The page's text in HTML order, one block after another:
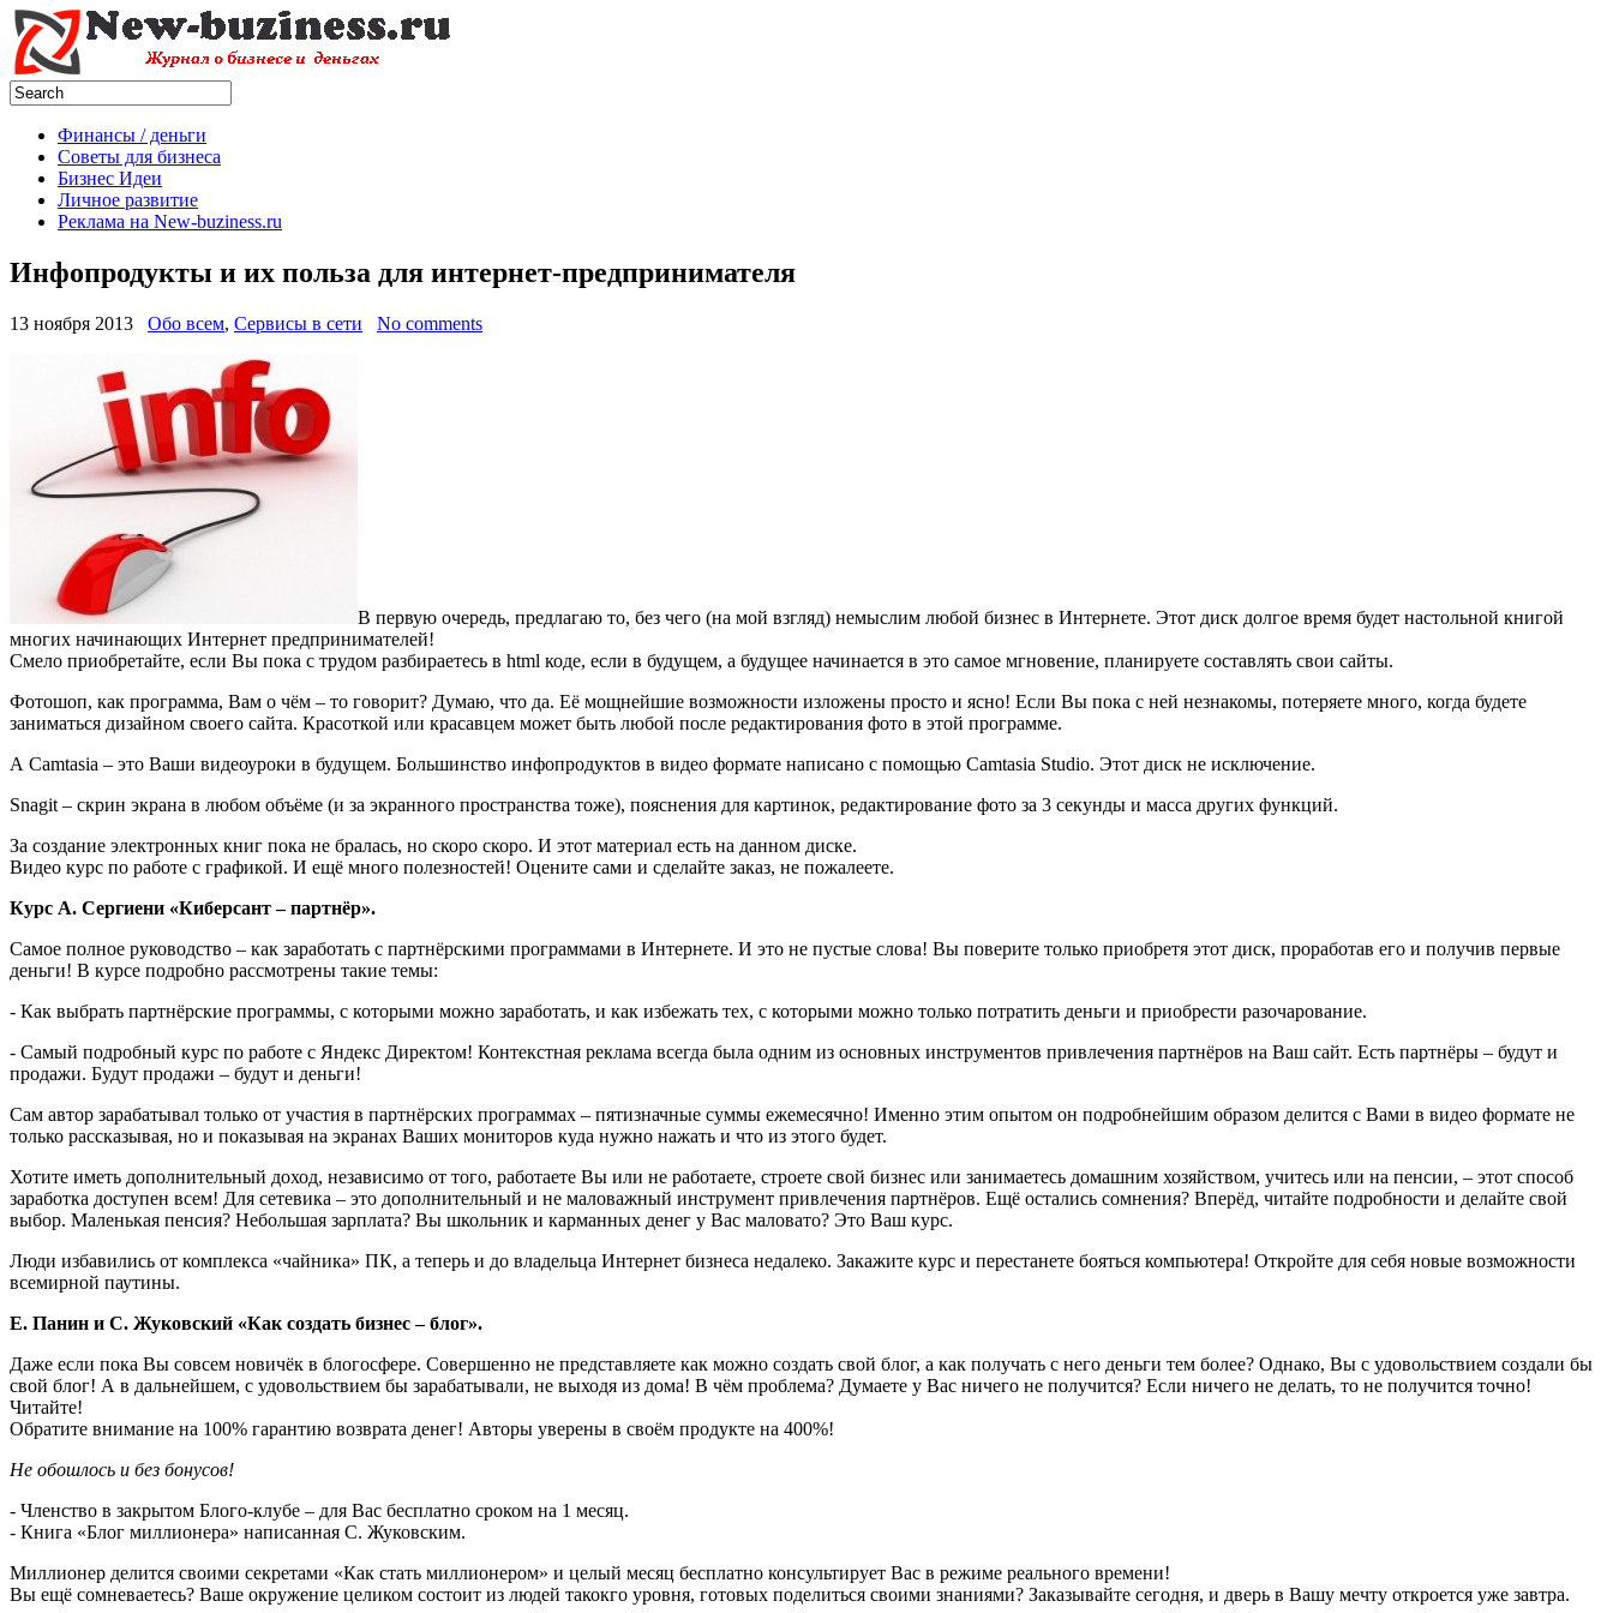
Финансы / деньги
Советы для бизнеса
Бизнес Идеи
Личное развитие
Реклама на New-buziness.ru
Инфопродукты и их польза для интернет-предпринимателя
13 ноября 2013 Обо всем, Сервисы в сети No comments
В первую очередь, предлагаю то, без чего (на мой взгляд) немыслим любой бизнес в Интернете. Этот диск долгое время будет настольной книгой
многих начинающих Интернет предпринимателей!
Смело приобретайте, если Вы пока с трудом разбираетесь в html коде, если в будущем, а будущее начинается в это самое мгновение, планируете составлять свои сайты.
Фотошоп, как программа, Вам о чём – то говорит? Думаю, что да. Её мощнейшие возможности изложены просто и ясно! Если Вы пока с ней незнакомы, потеряете много, когда будете
заниматься дизайном своего сайта. Красоткой или красавцем может быть любой после редактирования фото в этой программе.
А Camtasia – это Ваши видеоуроки в будущем. Большинство инфопродуктов в видео формате написано с помощью Camtasia Studio. Этот диск не исключение.
Snagit – скрин экрана в любом объёме (и за экранного пространства тоже), пояснения для картинок, редактирование фото за 3 секунды и масса других функций.
За создание электронных книг пока не бралась, но скоро скоро. И этот материал есть на данном диске.
Видео курс по работе с графикой. И ещё много полезностей! Оцените сами и сделайте заказ, не пожалеете.
Курс А. Сергиени «Киберсант – партнёр».
Самое полное руководство – как заработать с партнёрскими программами в Интернете. И это не пустые слова! Вы поверите только приобретя этот диск, проработав его и получив первые
деньги! В курсе подробно рассмотрены такие темы:
- Как выбрать партнёрские программы, с которыми можно заработать, и как избежать тех, с которыми можно только потратить деньги и приобрести разочарование.
- Самый подробный курс по работе с Яндекс Директом! Контекстная реклама всегда была одним из основных инструментов привлечения партнёров на Ваш сайт. Есть партнёры – будут и
продажи. Будут продажи – будут и деньги!
Сам автор зарабатывал только от участия в партнёрских программах – пятизначные суммы ежемесячно! Именно этим опытом он подробнейшим образом делится с Вами в видео формате не
только рассказывая, но и показывая на экранах Ваших мониторов куда нужно нажать и что из этого будет.
Хотите иметь дополнительный доход, независимо от того, работаете Вы или не работаете, строете свой бизнес или занимаетесь домашним хозяйством, учитесь или на пенсии, – этот способ
заработка доступен всем! Для сетевика – это дополнительный и не маловажный инструмент привлечения партнёров. Ещё остались сомнения? Вперёд, читайте подробности и делайте свой
выбор. Маленькая пенсия? Небольшая зарплата? Вы школьник и карманных денег у Вас маловато? Это Ваш курс.
Люди избавились от комплекса «чайника» ПК, а теперь и до владельца Интернет бизнеса недалеко. Закажите курс и перестанете бояться компьютера! Откройте для себя новые возможности
всемирной паутины.
Е. Панин и С. Жуковский «Как создать бизнес – блог».
Даже если пока Вы совсем новичёк в блогосфере. Совершенно не представляете как можно создать свой блог, а как получать с него деньги тем более? Однако, Вы с удовольствием создали бы
свой блог! А в дальнейшем, с удовольствием бы зарабатывали, не выходя из дома! В чём проблема? Думаете у Вас ничего не получится? Если ничего не делать, то не получится точно!
Читайте!
Обратите внимание на 100% гарантию возврата денег! Авторы уверены в своём продукте на 400%!
Не обошлось и без бонусов!
- Членство в закрытом Блого-клубе – для Вас бесплатно сроком на 1 месяц.
- Книга «Блог миллионера» написанная С. Жуковским.
Миллионер делится своими секретами «Как стать миллионером» и целый месяц бесплатно консультирует Вас в режиме реального времени!
Вы ещё сомневаетесь? Ваше окружение целиком состоит из людей такокго уровня, готовых поделиться своими знаниями? Заказывайте сегодня, и дверь в Вашу мечту откроется уже завтра.